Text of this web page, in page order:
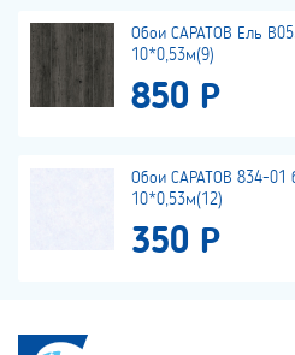
Обои САРАТОВ Ель
10*0,53м(9)
850 Р
Обои САРАТОВ 834-01
10*0,53м(12)
350 Р